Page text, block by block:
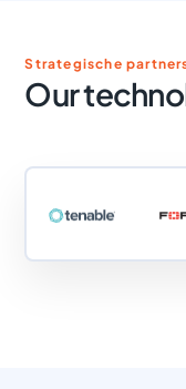
Strategische
Our